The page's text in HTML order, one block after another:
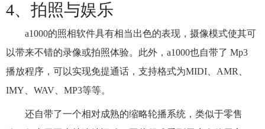
4、拍照与娱乐
a1000的照相软件具有相当出色的表现，摄像模式使其可
以带来不错的录像或拍照体验。此外，a1000也自带了 Mp3
播放程序，可以实现免提通话，支持格式为MIDI、AMR、
IMY、WAV、MP3等等。
还自带了一个相对成熟的缩略轮播系统，类似于零售